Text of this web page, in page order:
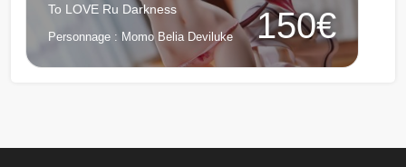
150€
To LOVE Ru Darkness
Personnage : Momo Belia Deviluke